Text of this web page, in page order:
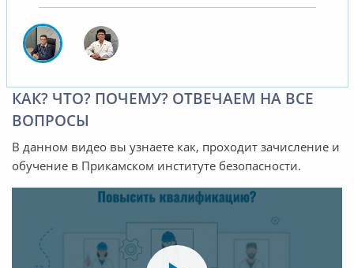
КАК? ЧТО? ПОЧЕМУ? ОТВЕЧАЕМ НА ВСЕ
ВОПРОСЫ
В данном видео вы узнаете как, проходит зачисление и
обучение в Прикамском институте безопасности.